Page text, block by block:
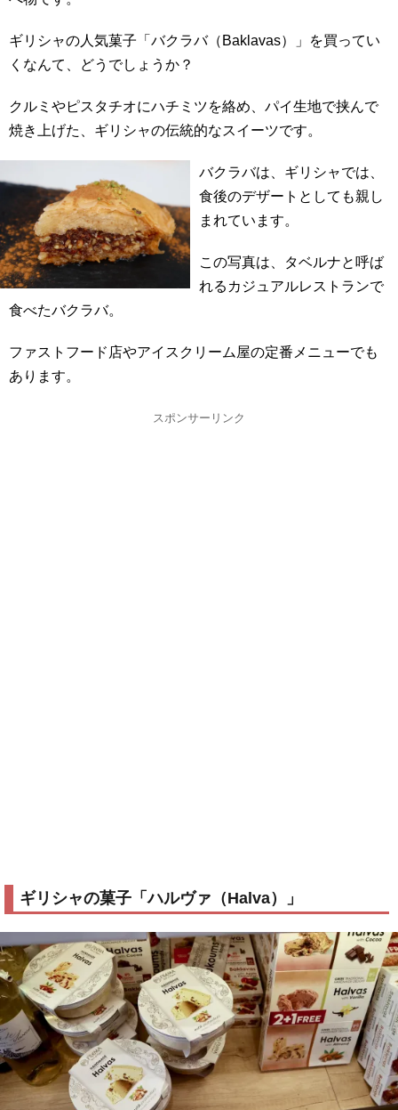
ギリシャの人気菓子「バクラバ（Baklavas）」を買ってい
くなんて、どうでしょうか？
クルミやピスタチオにハチミツを絡め、パイ生地で挟んで
焼き上げた、ギリシャの伝統的なスイーツです。
バクラバは、ギリシャでは、
食後のデザートとしても親し
まれています。
この写真は、タベルナと呼ば
れるカジュアルレストランで
食べたバクラバ。
ファストフード店やアイスクリーム屋の定番メニューでも
あります。
スポンサーリンク
ギリシャの菓子「ハルヴァ（Halva）」